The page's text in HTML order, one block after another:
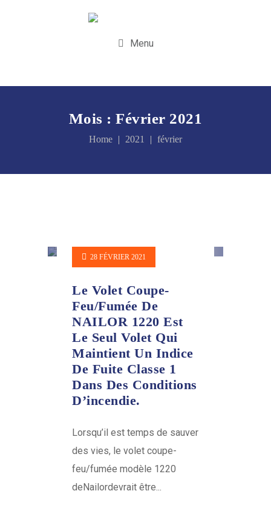
Menu
Mois :Février 2021
Home 2021 février
28 FÉVRIER 2021
Le Volet Coupe-
Feu/fumée De
NAILOR 1220 Est
Le Seul Volet Qui
Maintient Un Indice
De Fuite Classe 1
Dans Des Conditions
D’incendie.
Lorsqu’il est temps de sauver
des vies, le volet coupe-
feu/fumée modèle 1220
deNailordevrait être...